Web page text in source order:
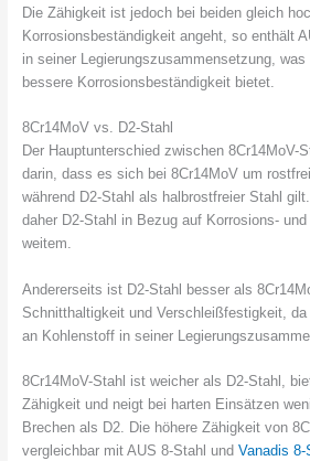
Die Zähigkeit ist jedoch bei beiden gleich
Korrosionsbeständigkeit angeht, so enthält
in seiner Legierungszusammensetzung,
bessere Korrosionsbeständigkeit bietet.
8Cr14MoV vs. D2-Stahl
Der Hauptunterschied zwischen 8Cr14MoV-
darin, dass es sich bei 8Cr14MoV um
während D2-Stahl als halbrostfreier Stahl
daher D2-Stahl in Bezug auf Korrosions-
weitem.
Andererseits ist D2-Stahl besser als
Schnitthaltigkeit und Verschleißfestigkeit, da
an Kohlenstoff in seiner
8Cr14MoV-Stahl ist weicher als D2-Stahl,
Zähigkeit und neigt bei harten Einsätzen
Brechen als D2. Die höhere Zähigkeit von
vergleichbar mit AUS 8-Stahl und Vanadis 8-